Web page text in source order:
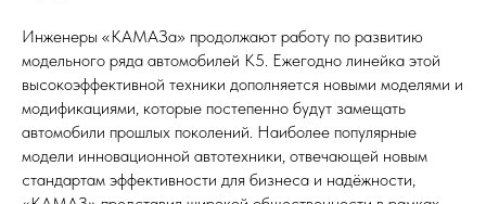
Инженеры «КАМАЗа» продолжают работу по развитию
модельного ряда автомобилей К5. Ежегодно линейка этой
высокоэффективной техники дополняется новыми моделями и
модификациями, которые постепенно будут замещать
автомобили прошлых поколений. Наиболее популярные
модели инновационной автотехники, отвечающей новым
стандартам эффективности для бизнеса и надёжности,